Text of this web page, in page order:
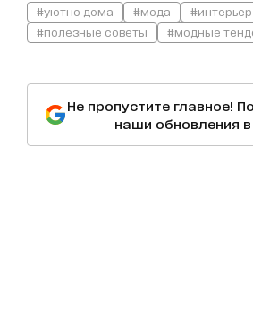
#уютно дома #мода #интерьер
#полезные советы
#модные
Не пропустите главное!
наши обновления в